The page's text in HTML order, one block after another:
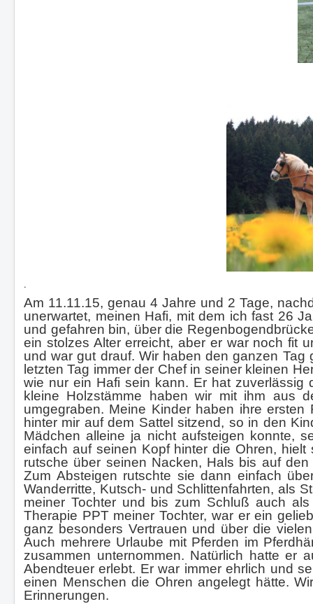
.
Am 11.11.15, genau 4 Jahre und 2 Tage,
unerwartet, meinen Hafi, mit dem ich fast 26
und gefahren bin, über die
ein stolzes Alter erreicht, aber er war noch fit
und war gut drauf. Wir haben den ganzen
letzten Tag immer der Chef in seiner kleinen
wie nur ein Hafi sein kann. Er hat zuverlässig
kleine Holzstämme haben wir mit ihm aus
umgegraben. Meine Kinder haben ihre
hinter mir auf dem Sattel sitzend, so in den
Mädchen alleine ja nicht aufsteigen konnte,
einfach auf seinen Kopf hinter die Ohren,
rutsche über seinen Nacken, Hals bis auf
Zum Absteigen rutschte sie dann einfach
Wanderritte, Kutsch- und Schlittenfahrten, als
meiner Tochter und bis zum Schluß auch
Therapie PPT meiner Tochter, war er ein
ganz besonders Vertrauen und über die
Auch mehrere Urlaube mit Pferden im
zusammen unternommen. Natürlich hatte er
Abendteuer erlebt. Er war immer ehrlich und
einen Menschen die Ohren angelegt hätte.
Erinnerungen.